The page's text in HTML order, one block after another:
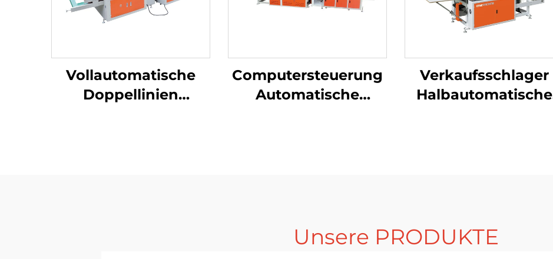
Vollautomatische
Doppellinien
Computersteuerung
Automatische
Verkaufsschlager
Halbautomatische
Unsere PRODUKTE